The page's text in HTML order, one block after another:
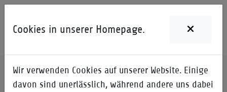
Home Unternehmen Unsere Schwerpunkte
Cookies in unserer Homepage.
Wir verwenden Cookies auf unserer Website. Einige
davon sind unerlässlich, während andere uns dabei